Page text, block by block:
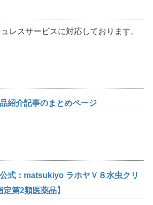
レスサービスに対応しております。
紹介記事のまとめページ
式：matsukiyo ラホヤＶ８水虫クリ
第2類医薬品】